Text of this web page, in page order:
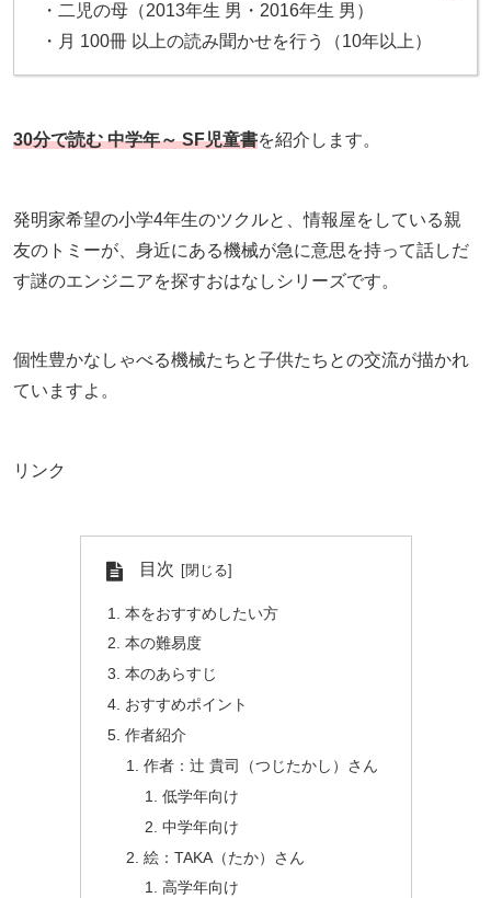
・二児の母（2013年生 男・2016年生 男）
・月 100冊 以上の読み聞かせを行う（10年以上）
30分で読む 中学年～ SF児童書を紹介します。
発明家希望の小学4年生のツクルと、情報屋をしている親
友のトミーが、身近にある機械が急に意思を持って話しだ
す謎のエンジニアを探すおはなしシリーズです。
個性豊かなしゃべる機械たちと子供たちとの交流が描かれ
ていますよ。
リンク
目次
本をおすすめしたい方
本の難易度
本のあらすじ
おすすめポイント
作者紹介
作者：辻 貴司（つじたかし）さん
低学年向け
中学年向け
絵：TAKA（たか）さん
高学年向け